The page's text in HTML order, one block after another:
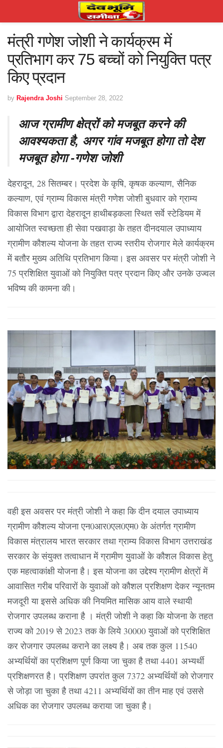
मंत्री गणेश जोशी ने कार्यक्रम में
प्रतिभाग कर 75 बच्चों को नियुक्ति पत्र
किए प्रदान
by Rajendra Joshi September 28, 2022
आज ग्रामीण क्षेत्रों को मजबूत करने की
आवश्यकता है, अगर गांव मजबूत होगा तो देश
मजबूत होगा -गणेश जोशी
देहरादून, 28 सितम्बर। प्रदेश के कृषि, कृषक कल्याण, सैनिक
कल्याण, एवं ग्राम्य विकास मंत्री गणेश जोशी बुधवार को ग्राम्य
विकास विभाग द्वारा देहरादून हाथीबड़कला स्थित सर्वे स्टेडियम में
आयोजित स्वच्छता ही सेवा पखवाड़ा के तहत दीनदयाल उपाध्याय
ग्रामीण कौशल्य योजना के तहत राज्य स्तरीय रोजगार मेले कार्यक्रम
में बतौर मुख्य अतिथि प्रतिभाग किया। इस अवसर पर मंत्री जोशी ने
75 प्रशिक्षित युवाओं को नियुक्ति पत्र प्रदान किए और उनके उज्वल
भविष्य की कामना की।
वही इस अवसर पर मंत्री जोशी ने कहा कि दीन दयाल उपाध्याय
ग्रामीण कौशल्य योजना एन0आर0एल0एम0 के अंतर्गत ग्रामीण
विकास मंत्रालय भारत सरकार तथा ग्राम्य विकास विभाग उत्तराखंड
सरकार के संयुक्त तत्वाधान में ग्रामीण युवाओं के कौशल विकास हेतु
एक महत्वाकांक्षी योजना है। इस योजना का उद्देश्य ग्रामीण क्षेत्रों में
आवासित गरीब परिवारों के युवाओं को कौशल प्रशिक्षण देकर न्यूनतम
मजदूरी या इससे अधिक की नियमित मासिक आय वाले स्थायी
रोजगार उपलब्ध कराना है । मंत्री जोशी ने कहा कि योजना के तहत
राज्य को 2019 से 2023 तक के लिये 30000 युवाओं को प्रशिक्षित
कर रोजगार उपलब्ध कराने का लक्ष्य है। अब तक कुल 11540
अभ्यर्थियों का प्रशिक्षण पूर्ण किया जा चुका है तथा 4401 अभ्यर्थी
प्रशिक्षणरत है। प्रशिक्षण उपरांत कुल 7372 अभ्यर्थियों को रोजगार
से जोड़ा जा चुका है तथा 4211 अभ्यर्थियों का तीन माह एवं उससे
अधिक का रोजगार उपलब्ध कराया जा चुका है।